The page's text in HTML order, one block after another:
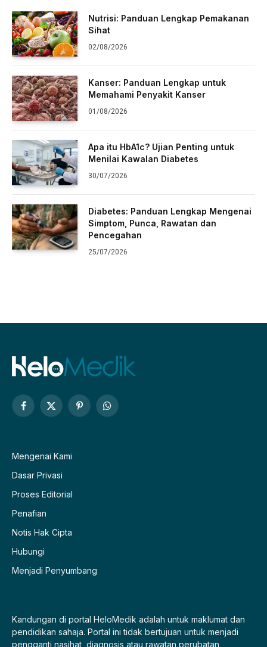
Nutrisi: Panduan Lengkap Pemakanan
Sihat
02/08/2026
Kanser: Panduan Lengkap untuk
Memahami Penyakit Kanser
01/08/2026
Apa itu HbA1c? Ujian Penting untuk
Menilai Kawalan Diabetes
30/07/2026
Diabetes: Panduan Lengkap Mengenai
Simptom, Punca, Rawatan dan
Pencegahan
25/07/2026
Facebook
X
PinterestWhatsApp
Mengenai Kami
Dasar Privasi
Proses Editorial
Penafian
Notis Hak Cipta
Hubungi
Menjadi Penyumbang
Kandungan di portal HeloMedik adalah untuk maklumat dan
pendidikan sahaja. Portal ini tidak bertujuan untuk menjadi
pengganti nasihat, diagnosis atau rawatan perubatan